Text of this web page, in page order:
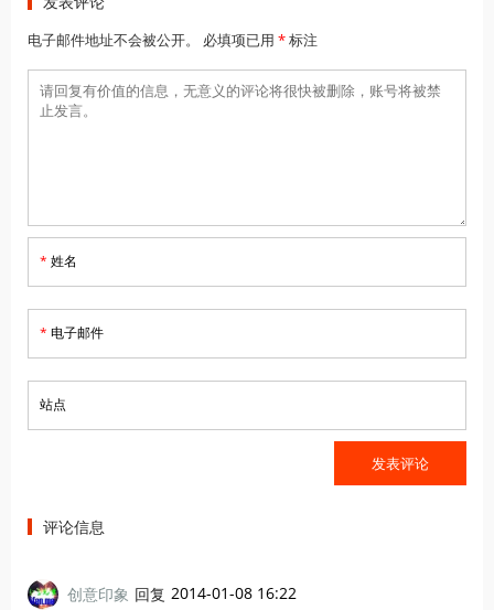
电子邮件地址不会被公开。 必填项已用 *标注
* 姓名
* 电子邮件
站点
评论信息
创意印象 回复 2014-01-08 16:22